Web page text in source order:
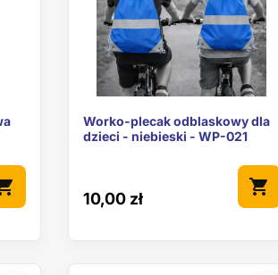
Szybki podgląd
Worko-plecak odblaskowy dla
dzieci - niebieski - WP-021
10,00 zł
shopping_cart